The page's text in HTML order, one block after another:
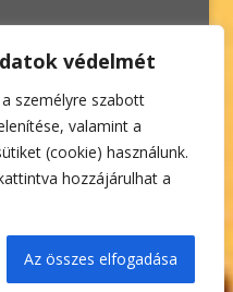
védelmét
személyre szabott
valamint a
(cookie) használunk.
hozzájárulhat a
Az összes elfogadása
szabályzat/Utazási